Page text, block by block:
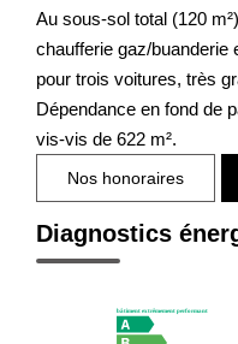
Au sous-sol total (120
chaufferie gaz/buanderie
pour trois voitures, très
Dépendance en fond de
vis-vis de 622 m².
Nos honoraires
Diagnostics